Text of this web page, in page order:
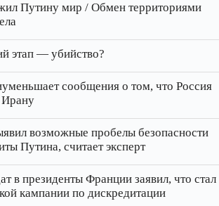
Путину мир / Обмен территориями
этап — убийство?
сообщения о том, что Россия
возможные пробелы безопасности
Путина, считает эксперт
в президенты Франции заявил, что стал
кампании по дискредитации